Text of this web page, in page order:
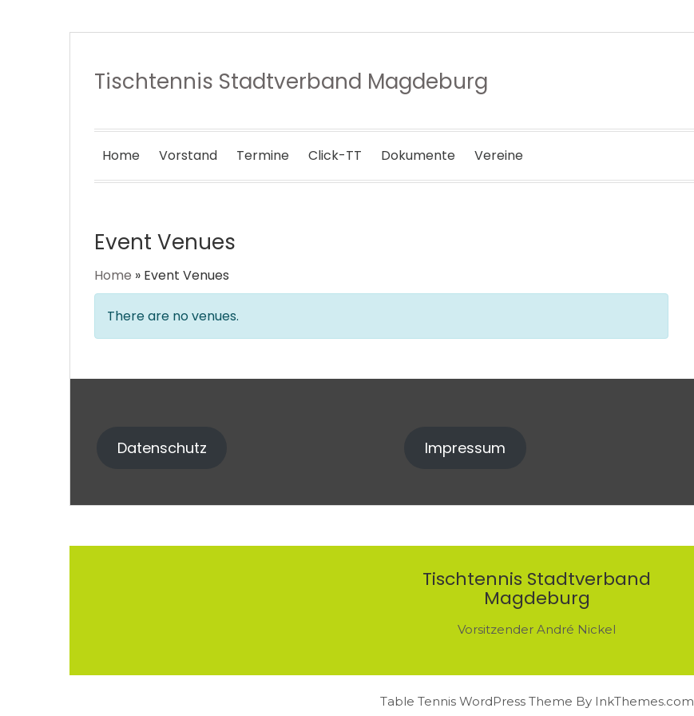
Tischtennis Stadtverband Magdeburg
Home Vorstand Termine Click-TT Dokumente Vereine
Event Venues
Home » Event Venues
There are no venues.
Datenschutz Impressum
Tischtennis Stadtverband
Magdeburg
Vorsitzender André Nickel
Table Tennis WordPress Theme By InkThemes.com